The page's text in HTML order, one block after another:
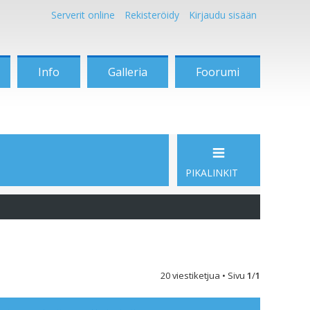
Serverit online Rekisteröidy Kirjaudu sisään
Info Galleria Foorumi
PIKALINKIT
20 viestiketjua • Sivu 1/1